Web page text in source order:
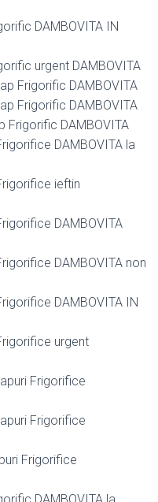
DAMBOVITA IN
urgent DAMBOVITA
Frigorific DAMBOVITA
Frigorific DAMBOVITA
Frigorific DAMBOVITA
DAMBOVITA la
ieftin
DAMBOVITA
DAMBOVITA non
DAMBOVITA IN
urgent
Frigorifice
Frigorifice
Frigorifice